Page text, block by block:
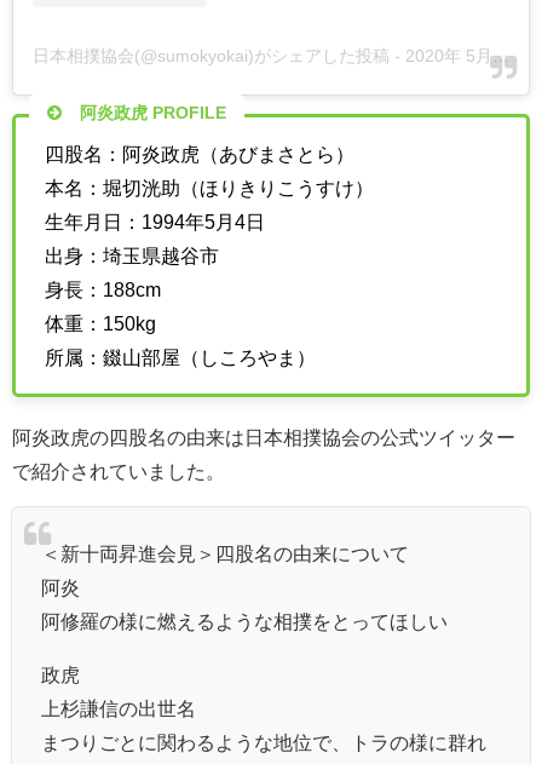
日本相撲協会(@sumokyokai)がシェアした投稿 - 2020年 5月月30日午後9時41分PDT
阿炎政虎 PROFILE
四股名：阿炎政虎（あびまさとら）
本名：堀切洸助（ほりきりこうすけ）
生年月日：1994年5月4日
出身：埼玉県越谷市
身長：188cm
体重：150kg
所属：錣山部屋（しころやま）
阿炎政虎の四股名の由来は日本相撲協会の公式ツイッター
で紹介されていました。
＜新十両昇進会見＞四股名の由来について
阿炎
阿修羅の様に燃えるような相撲をとってほしい
政虎
上杉謙信の出世名
まつりごとに関わるような地位で、トラの様に群れ